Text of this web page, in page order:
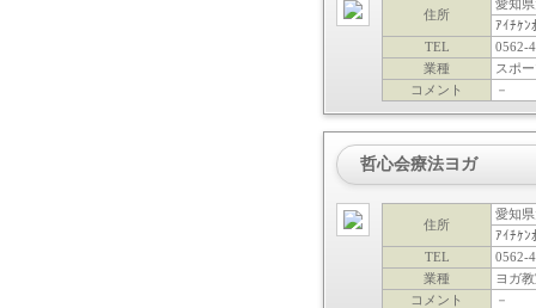
住所
愛知
ｱｲﾁｹﾝ
TEL
0562-
業種
スポ
コメント
－
哲心会療法ヨガ
住所
愛知
ｱｲﾁｹﾝ
TEL
0562-
業種
ヨガ
コメント
－